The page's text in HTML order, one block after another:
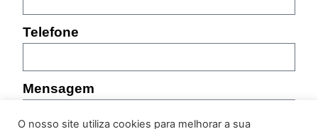
O nosso site utiliza cookies para melhorar a sua
Telefone
Mensagem